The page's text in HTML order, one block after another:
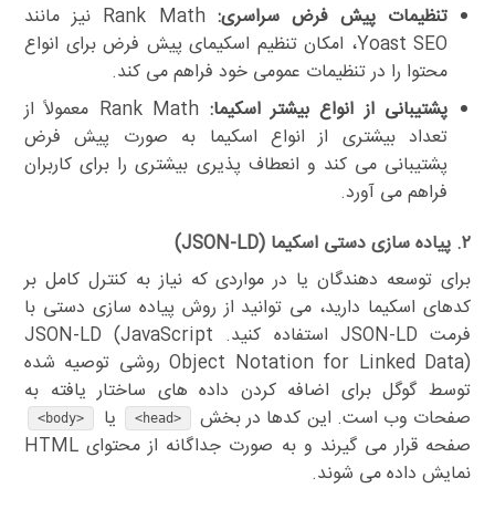
تنظیمات پیش فرض سراسری:
Rank Math نیز مانند
Yoast SEO، امکان تنظیم اسکیمای پیش فرض برای انواع
محتوا را در تنظیمات عمومی خود فراهم می کند.
پشتیبانی از انواع بیشتر اسکیما:
Rank Math معمولاً از
تعداد بیشتری از انواع اسکیما به صورت پیش فرض
پشتیبانی می کند و انعطاف پذیری بیشتری را برای کاربران
فراهم می آورد.
۲. پیاده سازی دستی اسکیما (JSON-LD)
برای توسعه دهندگان یا در مواردی که نیاز به کنترل کامل بر
کدهای اسکیما دارید، می توانید از روش پیاده سازی دستی با
فرمت JSON-LD استفاده کنید. JSON-LD (JavaScript
Object Notation for Linked Data) روشی توصیه شده
توسط گوگل برای اضافه کردن داده های ساختار یافته به
صفحات وب است. این کدها در بخش
<head> یا <body>
صفحه قرار می گیرند و به صورت جداگانه از محتوای HTML
نمایش داده می شوند.